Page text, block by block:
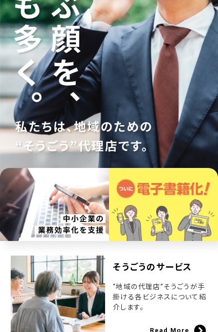
そうごうのサービス
“地域の代理店”そうごうが手
掛ける各ビジネスについて紹
介します。
Read More